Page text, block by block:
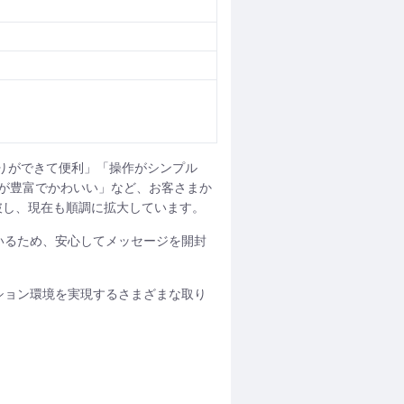
ができて便利」「操作がシンプル
豊富でかわいい」など、お客さまか
、現在も順調に拡大しています。
ため、安心してメッセージを開封
ン環境を実現するさまざまな取り